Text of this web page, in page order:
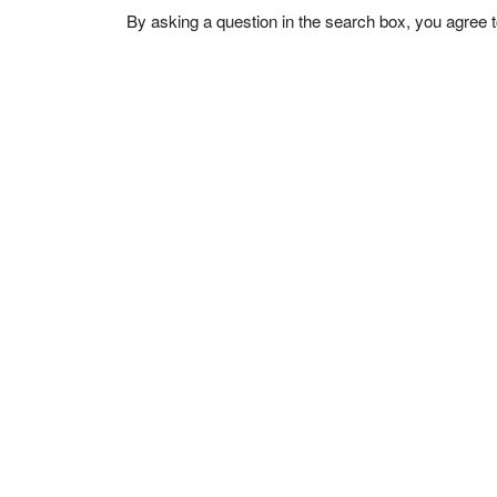
By asking a question in the search box, you agree